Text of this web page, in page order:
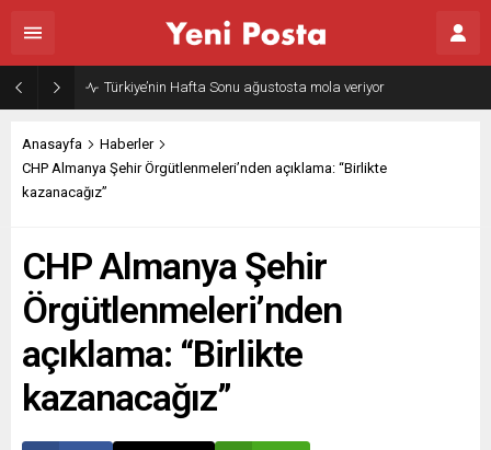
Gazze’nin geleceği: Teknokratik kontrol mü, kolonializm mi?
Anasayfa
Haberler
CHP Almanya Şehir Örgütlenmeleri’nden açıklama: “Birlikte
kazanacağız”
CHP Almanya Şehir
Örgütlenmeleri’nden
açıklama: “Birlikte
kazanacağız”